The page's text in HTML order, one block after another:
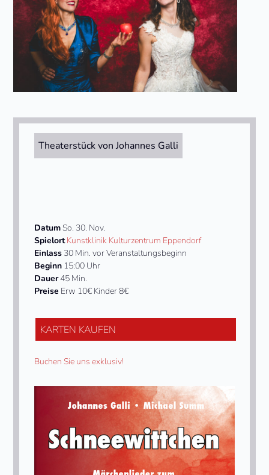
Theaterstück von Johannes Galli
DatumSo. 30. Nov.
SpielortKunstklinik Kulturzentrum Eppendorf
Einlass 30 Min. vor Veranstaltungsbeginn
Beginn 15:00 Uhr
Dauer45 Min.
Preise Erw 10€ Kinder 8€
KARTEN KAUFEN
Buchen Sie uns exklusiv!